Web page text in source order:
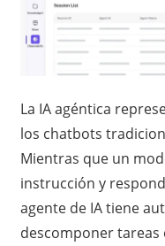
La IA agéntica
los chatbots
Mientras que un
instrucción y
agente de IA tiene
descomponer tareas